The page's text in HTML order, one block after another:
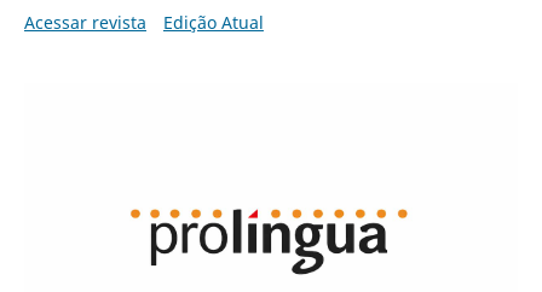
Acessar revista
Edição Atual